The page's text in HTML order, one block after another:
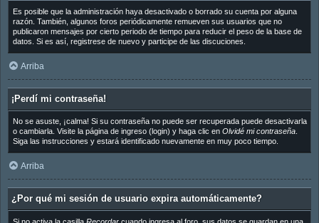
Es posible que la administración haya desactivado o borrado su cuenta por alguna
razón. También, algunos foros periódicamente remueven sus usuarios que no
publicaron mensajes por cierto periodo de tiempo para reducir el peso de la base de
datos. Si es así, registrese de nuevo y participe de las discuciones.
Arriba
¡Perdí mi contraseña!
No se asuste, ¡calma! Si su contraseña no puede ser recuperada puede desactivarla
o cambiarla. Visite la página de ingreso (login) y haga clic en Olvidé mi contraseña.
Siga las instrucciones y estará identificado nuevamente en muy poco tiempo.
Arriba
¿Por qué mi sesión de usuario expira automáticamente?